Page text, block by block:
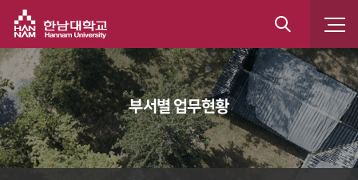
통
합
검
색
부서별 업무현황